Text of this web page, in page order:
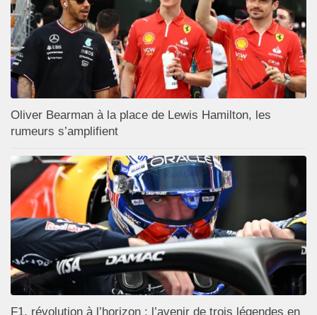
Oliver Bearman à la place de Lewis Hamilton, les
rumeurs s’amplifient
F1, révolution à l’horizon : l’avenir de trois légendes en